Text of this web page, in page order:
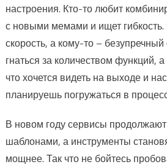
настроения. Кто-то любит
с новыми мемами и ищет
скорость, а кому-то –
гнаться за количеством функций, а
что хочется видеть на выходе и
планируешь погружаться в
В новом году сервисы
шаблонами, а инструменты
мощнее. Так что не бойтесь